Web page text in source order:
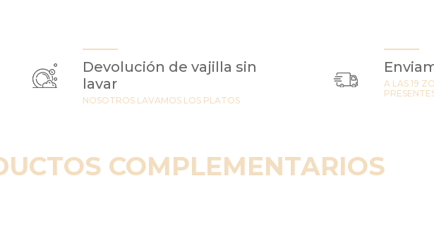
Devolución de vajilla sin
lavar
NOSOTROS LAVAMOS LOS PLATOS
A LAS 19
COMPLEMENTARIOS